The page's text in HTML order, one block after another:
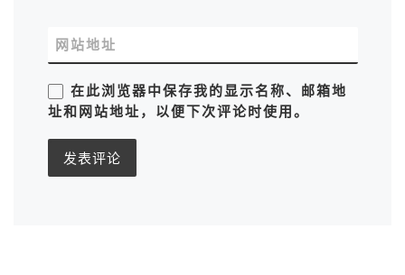
网站地址
在此浏览器中保存我的显示名称、邮箱地
址和网站地址，以便下次评论时使用。